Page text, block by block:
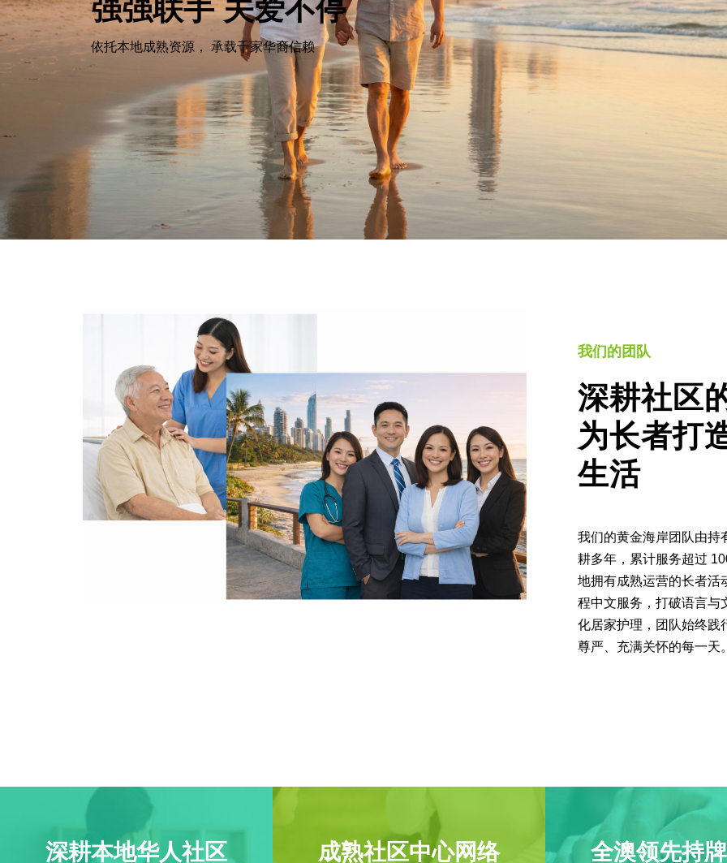
强强联手 关爱不停
依托本地成熟资源， 承载千家华裔信赖
我们的团队
深耕社区
为长者打
生活
我们的黄金海岸团队由持
耕多年，累计服务超过
地拥有成熟运营的长者活
程中文服务，打破语言与
化居家护理，团队始终践
尊严、充满关怀的每一天
深耕本地华人社区 成熟社区中心网络 全澳领先持